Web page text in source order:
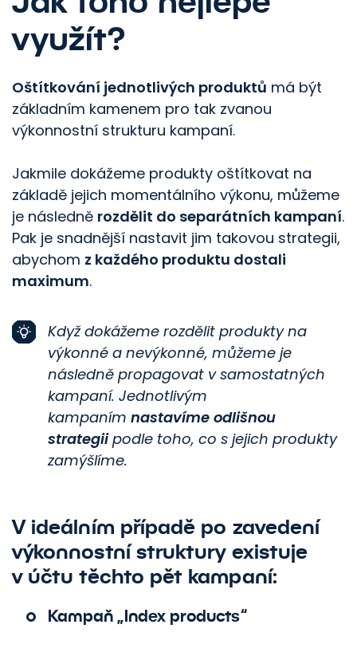
využít?
Oštítkování jednotlivých produktů má být
základním kamenem pro tak zvanou
výkonnostní strukturu kampaní.
Jakmile dokážeme produkty oštítkovat na
základě jejich momentálního výkonu, můžeme
je následně rozdělit do separátních kampaní.
Pak je snadnější nastavit jim takovou strategii,
abychom z každého produktu dostali
maximum.
Když dokážeme rozdělit produkty na
výkonné a nevýkonné, můžeme je
následně propagovat v samostatných
kampaní. Jednotlivým
kampaním nastavíme odlišnou
strategiipodle toho, co s jejich produkty
zamýšlíme.
V ideálním případě po zavedení
výkonnostní strukturyexistuje
v účtu těchto pět kampaní:
Kampaň „Index products“